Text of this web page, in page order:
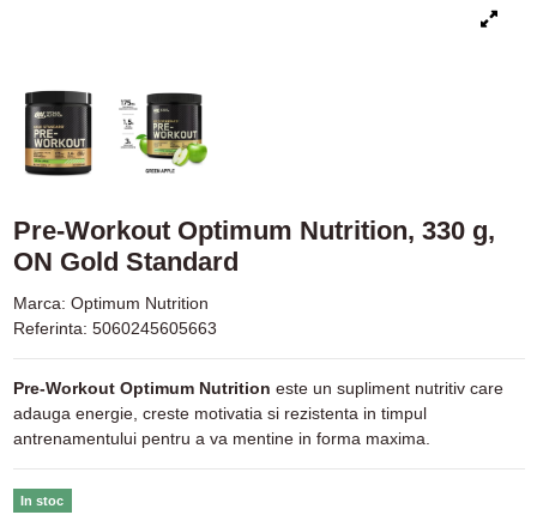
Pre-Workout Optimum Nutrition, 330 g,
ON Gold Standard
Marca: Optimum Nutrition
Referinta: 5060245605663
Pre-Workout Optimum Nutrition este un supliment nutritiv care
adauga energie, creste motivatia si rezistenta in timpul
antrenamentului pentru a va mentine in forma maxima.
In stoc